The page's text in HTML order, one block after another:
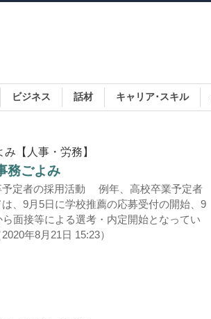
ビジネス 話材 キャリア･スキル
み【人事・労務】
務ごよみ
予定者の採用活動 例年、高校卒業予定者
、9月5日に学校推薦の応募受付の開始、9
ら面接等による選考・内定開始となってい
年8月21日 15:23）